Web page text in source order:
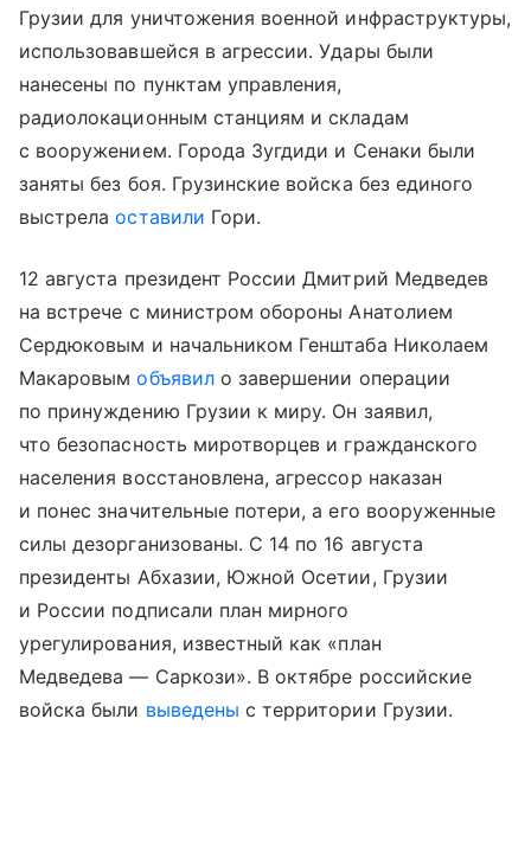
Грузии для уничтожения военной инфраструктуры,
использовавшейся в агрессии. Удары были
нанесены по пунктам управления,
радиолокационным станциям и складам
с вооружением. Города Зугдиди и Сенаки были
заняты без боя. Грузинские войска без единого
выстрелаоставили Гори.
12 августа президент России Дмитрий Медведев
на встрече с министром обороны Анатолием
Сердюковым и начальником Генштаба Николаем
Макаровымобъявило завершении операции
по принуждению Грузии к миру. Он заявил,
что безопасность миротворцев и гражданского
населения восстановлена, агрессор наказан
и понес значительные потери, а его вооруженные
силы дезорганизованы. С 14 по 16 августа
президенты Абхазии, Южной Осетии, Грузии
и России подписали план мирного
урегулирования, известный как «план
Медведева — Саркози». В октябре российские
войска были выведены с территории Грузии.